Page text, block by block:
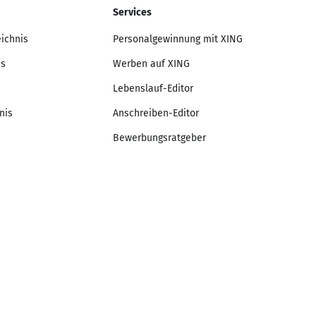
Services
Personalgewinnung mit XING
Werben auf XING
Lebenslauf-Editor
Anschreiben-Editor
Bewerbungsratgeber